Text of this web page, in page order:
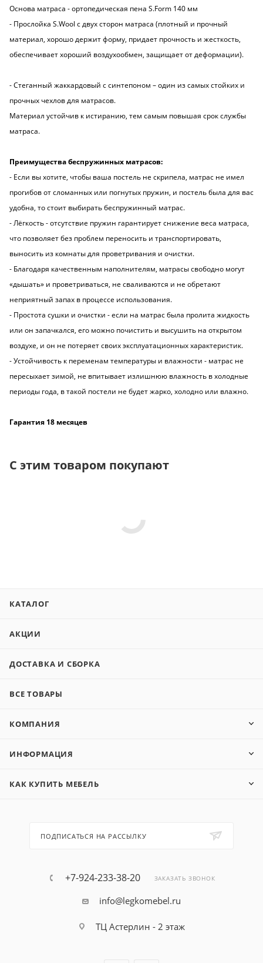
Основа матраса - ортопедическая пена S.Form 140 мм
- Прослойка S.Wool с двух сторон матраса (плотный и прочный
материал, хорошо держит форму, придает прочность и жесткость,
обеспечивает хороший воздухообмен, защищает от деформации).
- Стеганный жаккардовый с синтепоном – один из самых стойких и
прочных чехлов для матрасов.
Материал устойчив к истиранию, тем самым повышая срок службы
матраса.
Преимущества беспружинных матрасов:
- Если вы хотите, чтобы ваша постель не скрипела, матрас не имел
прогибов от сломанных или погнутых пружин, и постель была для вас
удобна, то стоит выбирать беспружинный матрас.
- Лёгкость - отсутствие пружин гарантирует снижение веса матраса,
что позволяет без проблем переносить и транспортировать,
выносить из комнаты для проветривания и очистки.
- Благодаря качественным наполнителям, матрасы свободно могут
«дышать» и проветриваться, не сваливаются и не обретают
неприятный запах в процессе использования.
- Простота сушки и очистки - если на матрас была пролита жидкость
или он запачкался, его можно почистить и высушить на открытом
воздухе, и он не потеряет своих эксплуатационных характеристик.
- Устойчивость к переменам температуры и влажности - матрас не
пересыхает зимой, не впитывает излишнюю влажность в холодные
периоды года, в такой постели не будет жарко, холодно или влажно.
Гарантия 18 месяцев
С этим товаром покупают
КАТАЛОГ
АКЦИИ
ДОСТАВКА И СБОРКА
ВСЕ ТОВАРЫ
КОМПАНИЯ
ИНФОРМАЦИЯ
КАК КУПИТЬ МЕБЕЛЬ
ПОДПИСАТЬСЯ НА РАССЫЛКУ
+7-924-233-38-20 ЗАКАЗАТЬ ЗВОНОК
info@legkomebel.ru
ТЦ Астерлин - 2 этаж